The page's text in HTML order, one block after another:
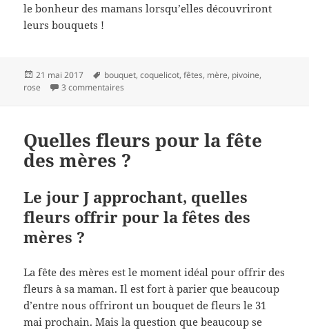
le bonheur des mamans lorsqu’elles découvriront
leurs bouquets !
Publié
le
21 mai 2017
Mots-
clés
bouquet,coquelicot,fêtes, mère, pivoine,
rose
3 commentaires
Quelles fleurs pour la fête
des mères ?
Le jour J approchant, quelles
fleurs offrir pour la fêtes des
mères ?
La fête des mères est le moment idéal pour offrir des
fleurs à sa maman. Il est fort à parier que beaucoup
d’entre nous offriront un bouquet de fleurs le 31
mai prochain. Mais la question que beaucoup se